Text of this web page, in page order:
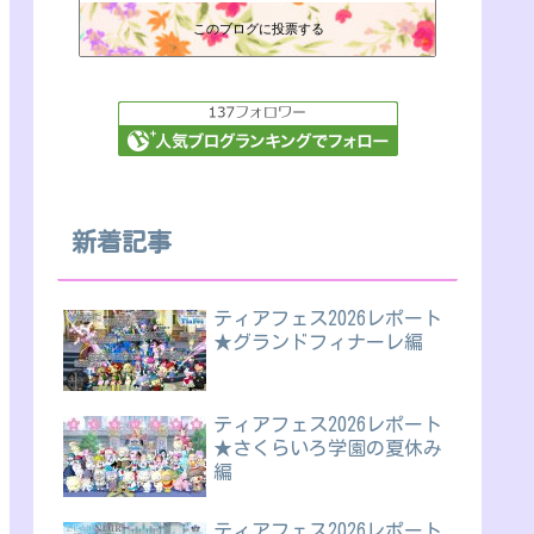
このブログに投票する
新着記事
ティアフェス2026レポート
★グランドフィナーレ編
ティアフェス2026レポート
★さくらいろ学園の夏休み
編